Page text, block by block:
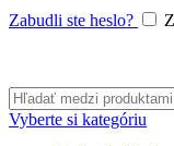
Zabudli ste heslo?
Vyberte si kategóriu